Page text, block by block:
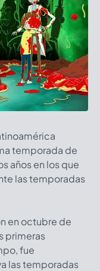
temporada de
años en los que
las temporadas
en octubre de
primeras
fue
las temporadas